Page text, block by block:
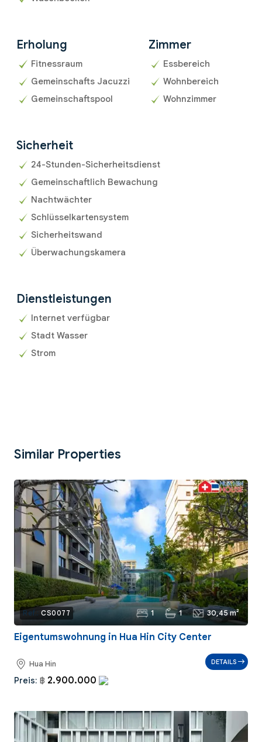
Erholung
Fitnessraum
Gemeinschafts Jacuzzi
Gemeinschaftspool
Zimmer
Essbereich
Wohnbereich
Wohnzimmer
Sicherheit
24-Stunden-Sicherheitsdienst
Gemeinschaftlich Bewachung
Nachtwächter
Schlüsselkartensystem
Sicherheitswand
Überwachungskamera
Dienstleistungen
Internet verfügbar
Stadt Wasser
Strom
Similar Properties
Ref.: CS0077 1 1 30,45 m²
Eigentumswohnung in Hua Hin City Center
Hua Hin
Preis: ฿ 2.900.000
DETAILS